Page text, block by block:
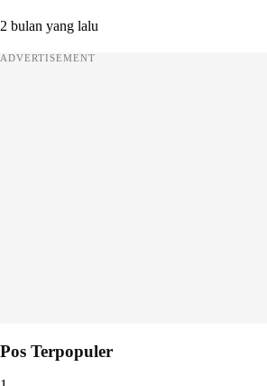
2 bulan yang lalu
ADVERTISEMENT
Pos Terpopuler